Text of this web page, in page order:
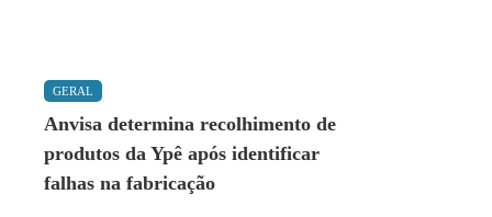
GERAL
Anvisa determina recolhimento de
produtos da Ypê após identificar
falhas na fabricação